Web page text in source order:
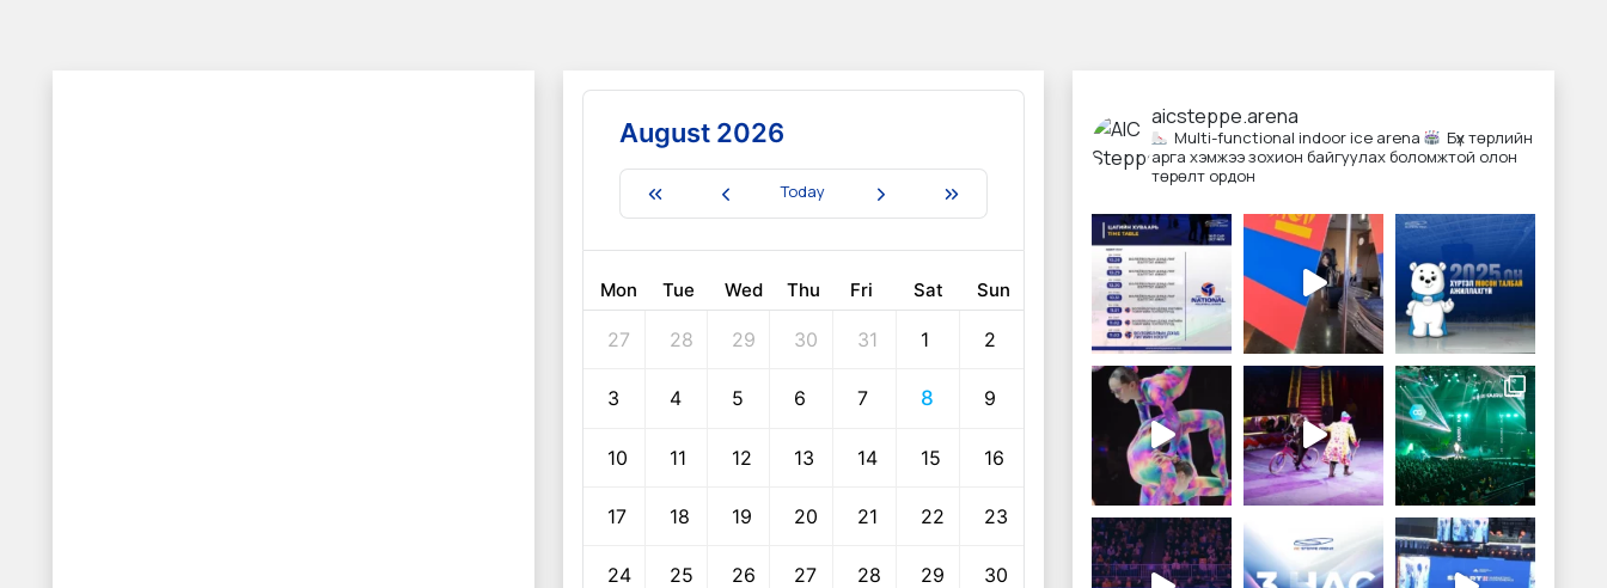
August 2026
Today
Mon Tue Wed Thu Fri Sat Sun
27 28 29 30 31 1 2
3 4 5 6 7 8 9
10 11 12 13 14 15 16
17 18 19 20 21 22 23
24 25 26 27 28 29 30
aicsteppe.arena
Multi-functional indoor ice arena
Бүх төрлийн
арга хэмжээ зохион байгуулах боломжтой олон
төрөлт ордон